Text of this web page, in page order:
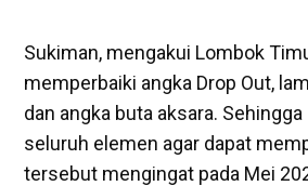
Sukiman, mengakui Lombok
memperbaiki angka Drop Out,
dan angka buta aksara.
seluruh elemen agar dapat
tersebut mengingat pada Mei